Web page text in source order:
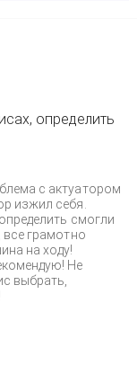
определить
с актуатором
изжил себя.
смогли
все грамотно
на ходу!
Не
выбрать,